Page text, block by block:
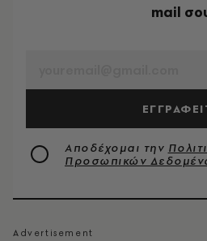
mail
Αποδέχομαι την
Προσωπικών